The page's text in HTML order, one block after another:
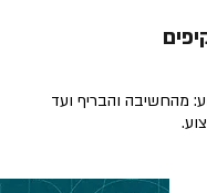
מהחשיבה והבריף ועד